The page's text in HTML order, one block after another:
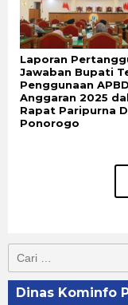
Laporan
Jawaban Bupati
Penggunaan
Anggaran 2025
Rapat Paripurna
Ponorogo
untuk:
Dinas Kominfo